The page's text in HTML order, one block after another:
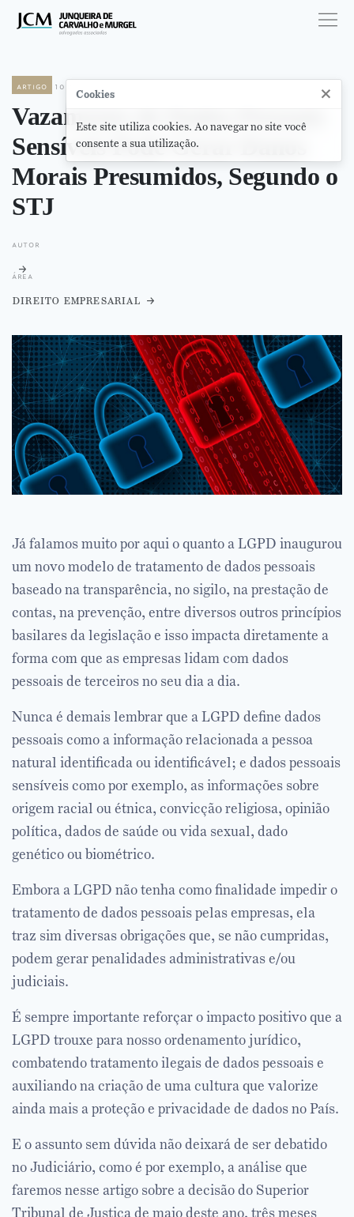
artigo 10 de julho de 2025
Vazamento de Dados Pessoais
Sensíveis Pode Gerar Danos
Morais Presumidos, Segundo o
STJ
autor
área
direito empresarial
Já falamos muito por aqui o quanto a LGPD inaugurou
um novo modelo de tratamento de dados pessoais
baseado na transparência, no sigilo, na prestação de
contas, na prevenção, entre diversos outros princípios
basilares da legislação e isso impacta diretamente a
forma com que as empresas lidam com dados
pessoais de terceiros no seu dia a dia.
Nunca é demais lembrar que a LGPD define dados
pessoais como a informação relacionada a pessoa
natural identificada ou identificável; e dados pessoais
sensíveis como por exemplo, as informações sobre
origem racial ou étnica, convicção religiosa, opinião
política, dados de saúde ou vida sexual, dado
genético ou biométrico.
Embora a LGPD não tenha como finalidade impedir o
tratamento de dados pessoais pelas empresas, ela
traz sim diversas obrigações que, se não cumpridas,
podem gerar penalidades administrativas e/ou
judiciais.
É sempre importante reforçar o impacto positivo que a
LGPD trouxe para nosso ordenamento jurídico,
combatendo tratamento ilegais de dados pessoais e
auxiliando na criação de uma cultura que valorize
ainda mais a proteção e privacidade de dados no País.
E o assunto sem dúvida não deixará de ser debatido
no Judiciário, como é por exemplo, a análise que
faremos nesse artigo sobre a decisão do Superior
Tribunal de Justiça de maio deste ano, três meses
Cookies ×
Este site utiliza cookies. Ao navegar no site você
consente a sua utilização.